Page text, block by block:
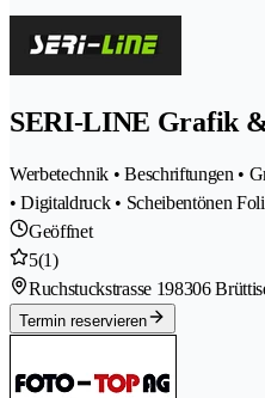
SERI-LINE Grafik
Werbetechnik • Beschriftungen •
• Digitaldruck • Scheibentönen
Geöffnet
5(1)
Ruchstuckstrasse 198306
Termin reservieren